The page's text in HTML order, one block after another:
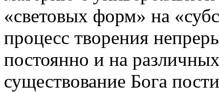
«световых форм» на
процесс творения
постоянно и на
существование Бога